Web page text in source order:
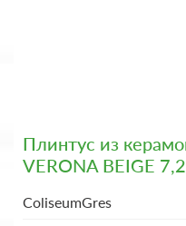
Плинтус из
VERONA BEIGE
ColiseumGres